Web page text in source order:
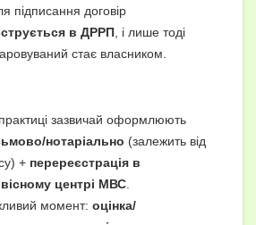
підписання договір
в ДРРП , і лише тоді
стає власником.
зазвичай оформлюють
нотаріально (залежить від
+ перереєстрація в
центрі МВС
момент: оцінка/